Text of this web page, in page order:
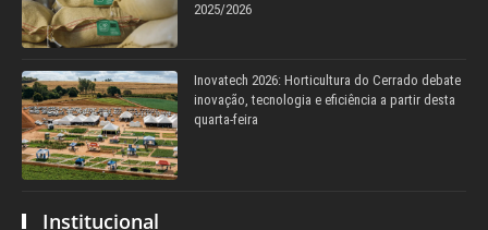
2025/2026
Inovatech 2026: Horticultura do Cerrado debate
inovação, tecnologia e eficiência a partir desta
quarta-feira
Institucional